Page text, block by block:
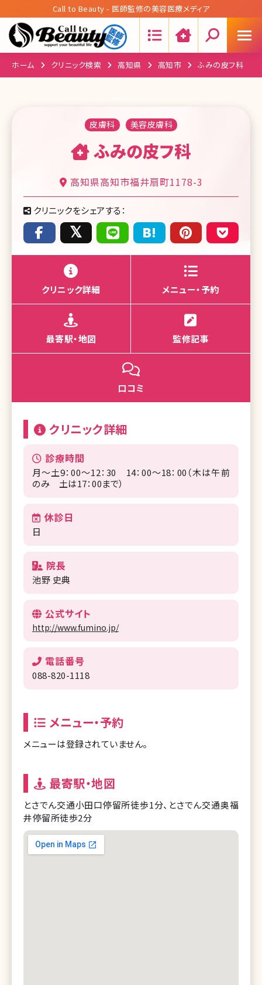
Call to Beauty - 医師監修の美容医療メディア
ホーム クリニック検索 高知県 高知市 ふみの皮フ科
皮膚科 美容皮膚科
ふみの皮フ科
高知県高知市福井扇町1178-3
クリニックをシェアする：
クリニック詳細 メニュー・予約
最寄駅・地図 監修記事
口コミ
クリニック詳細
診療時間
月～土9：00～12：30 14：00～18：00（木は午前
のみ 土は17：00まで）
休診日
日
院長
池野 史典
公式サイト
http://www.fumino.jp/
電話番号
088-820-1118
メニュー・予約
メニューは登録されていません。
最寄駅・地図
とさでん交通小田口停留所徒歩1分、とさでん交通奥福
井停留所徒歩2分